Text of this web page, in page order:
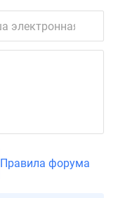
Правила форума